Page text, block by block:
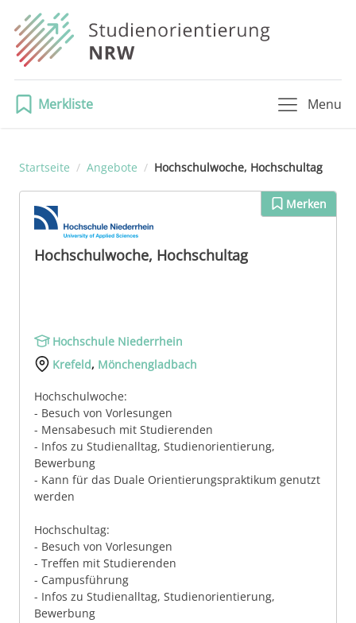
Merkliste Menu
Startseite / Angebote / Hochschulwoche, Hochschultag
Merken
Hochschulwoche, Hochschultag
Hochschule Niederrhein
Krefeld, Mönchengladbach
Hochschulwoche:
- Besuch von Vorlesungen
- Mensabesuch mit Studierenden
- Infos zu Studienalltag, Studienorientierung,
Bewerbung
- Kann für das Duale Orientierungspraktikum genutzt
werden
Hochschultag:
- Besuch von Vorlesungen
- Treffen mit Studierenden
- Campusführung
- Infos zu Studienalltag, Studienorientierung,
Bewerbung